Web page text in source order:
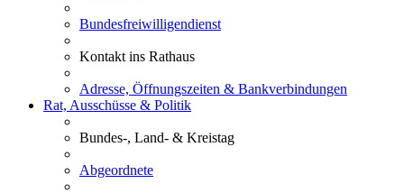
Bundesfreiwilligendienst
Kontakt ins Rathaus
Adresse, Öffnungszeiten & Bankverbindungen
Rat, Ausschüsse & Politik
Bundes-, Land- & Kreistag
Abgeordnete